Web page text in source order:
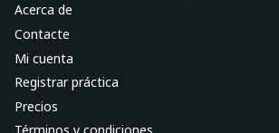
Acerca de
Contacte
Mi cuenta
Registrar práctica
Precios